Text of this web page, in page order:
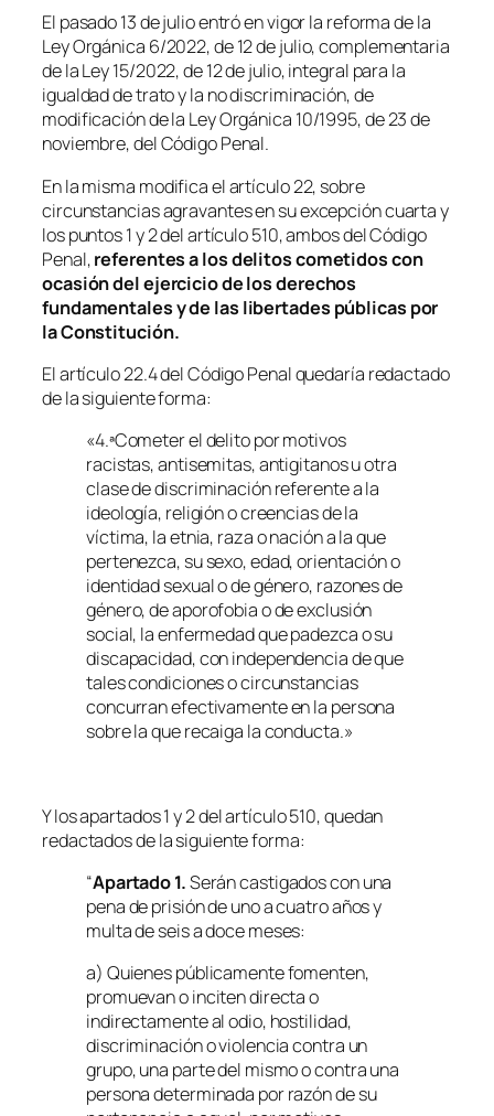
El pasado 13 de julio entró en vigor la reforma de la
Ley Orgánica 6/2022, de 12 de julio, complementaria
de la Ley 15/2022, de 12 de julio, integral para la
igualdad de trato y la no discriminación, de
modificación de la Ley Orgánica 10/1995, de 23 de
noviembre, del Código Penal.
En la misma modifica el artículo 22, sobre
circunstancias agravantes en su excepción cuarta y
los puntos 1 y 2 del artículo 510, ambos del Código
Penal,referentes a los delitos cometidos con
ocasión del ejercicio de los derechos
fundamentales y de las libertades públicas por
la Constitución.
El artículo 22.4 del Código Penal quedaría redactado
de la siguiente forma:
«4.ªCometer el delito por motivos
racistas, antisemitas, antigitanos u otra
clase de discriminación referente a la
ideología, religión o creencias de la
víctima, la etnia, raza o nación a la que
pertenezca, su sexo, edad, orientación o
identidad sexual o de género, razones de
género, de aporofobia o de exclusión
social, la enfermedad que padezca o su
discapacidad, con independencia de que
tales condiciones o circunstancias
concurran efectivamente en la persona
sobre la que recaiga la conducta.»
Y los apartados 1 y 2 del artículo 510, quedan
redactados de la siguiente forma:
“Apartado 1.Serán castigados con una
pena de prisión de uno a cuatro años y
multa de seis a doce meses:
a) Quienes públicamente fomenten,
promuevan o inciten directa o
indirectamente al odio, hostilidad,
discriminación o violencia contra un
grupo, una parte del mismo o contra una
persona determinada por razón de su